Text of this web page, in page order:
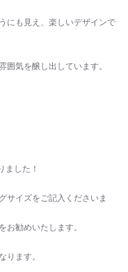
にも見え、楽しいデザインで
囲気を醸し出しています。
ました！
サイズをご記入くださいま
お勧めいたします。
ります。